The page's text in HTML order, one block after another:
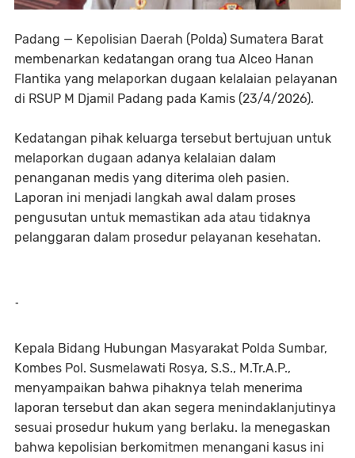
Padang — Kepolisian Daerah (Polda) Sumatera Barat
membenarkan kedatangan orang tua Alceo Hanan
Flantika yang melaporkan dugaan kelalaian pelayanan
di RSUP M Djamil Padang pada Kamis (23/4/2026).
Kedatangan pihak keluarga tersebut bertujuan untuk
melaporkan dugaan adanya kelalaian dalam
penanganan medis yang diterima oleh pasien.
Laporan ini menjadi langkah awal dalam proses
pengusutan untuk memastikan ada atau tidaknya
pelanggaran dalam prosedur pelayanan kesehatan.
-
Kepala Bidang Hubungan Masyarakat Polda Sumbar,
Kombes Pol. Susmelawati Rosya, S.S., M.Tr.A.P.,
menyampaikan bahwa pihaknya telah menerima
laporan tersebut dan akan segera menindaklanjutinya
sesuai prosedur hukum yang berlaku. Ia menegaskan
bahwa kepolisian berkomitmen menangani kasus ini